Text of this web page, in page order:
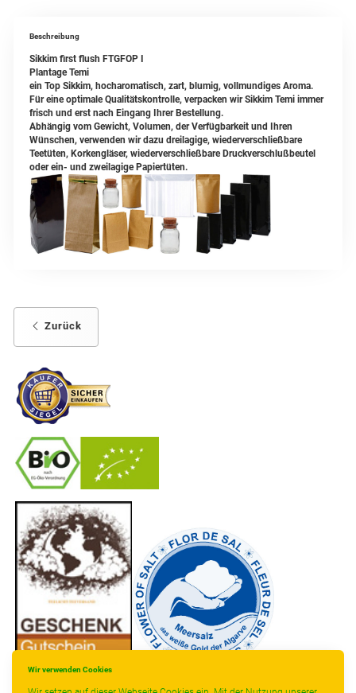
Wir verwenden Cookies
Beschreibung
Sikkim first flush FTGFOP I
Plantage Temi
ein Top Sikkim, hocharomatisch, zart, blumig, vollmundiges Aroma.
Für eine optimale Qualitätskontrolle, verpacken wir Sikkim Temi immer
frisch und erst nach Eingang Ihrer Bestellung.
Abhängig vom Gewicht, Volumen, der Verfügbarkeit und Ihren
Wünschen, verwenden wir dazu dreilagige, wiederverschließbare
Teetüten, Korkengläser, wiederverschließbare Druckverschlußbeutel
oder ein- und zweilagige Papiertüten.
Zurück